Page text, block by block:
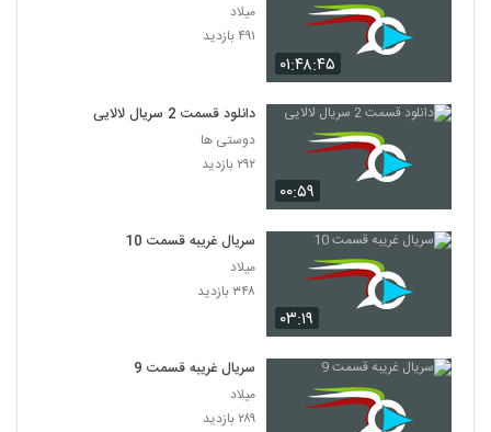
۰۱:۴۸:۴۵
میلاد
۴۹۱ بازدید
۰۰:۵۹
دانلود قسمت 2 سریال لالایی
دوستی ها
۲۹۲ بازدید
۰۳:۱۹
سریال غریبه قسمت 10
میلاد
۳۴۸ بازدید
سریال غریبه قسمت 9
میلاد
۲۸۹ بازدید